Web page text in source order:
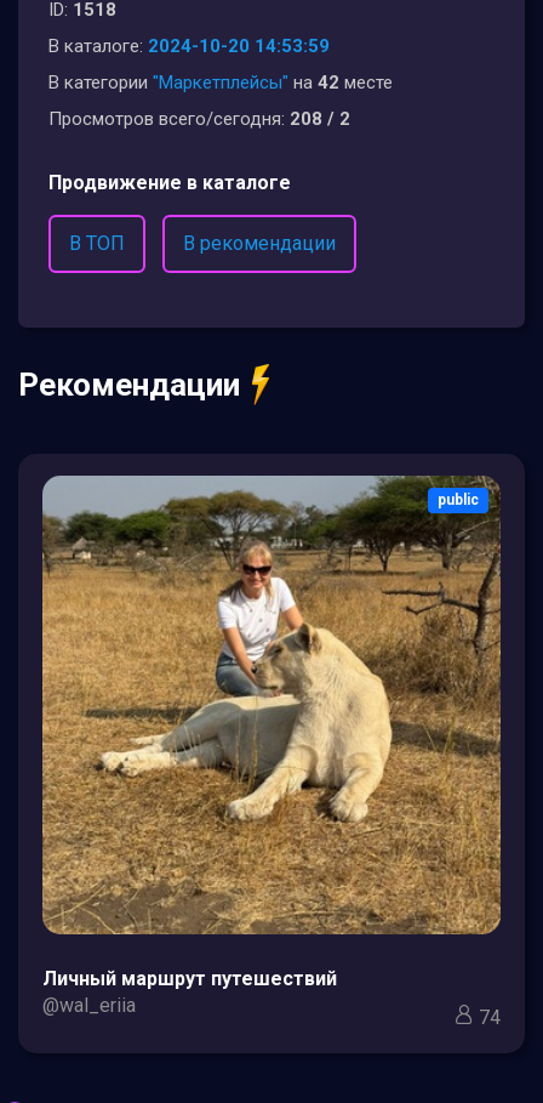
ID: 1518
В каталоге: 2024-10-20 14:53:59
В категории "Маркетплейсы" на 42 месте
Просмотров всего/сегодня: 208 / 2
Продвижение в каталоге
В ТОП В рекомендации
Рекомендации
public
Личный маршрут путешествий
@wal_eriia
74